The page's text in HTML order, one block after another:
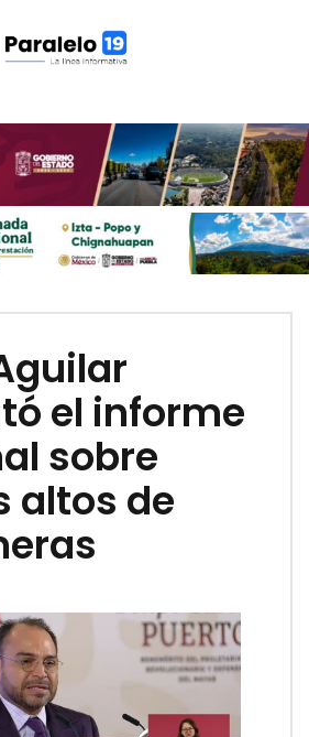
el informe
sobre
altos de